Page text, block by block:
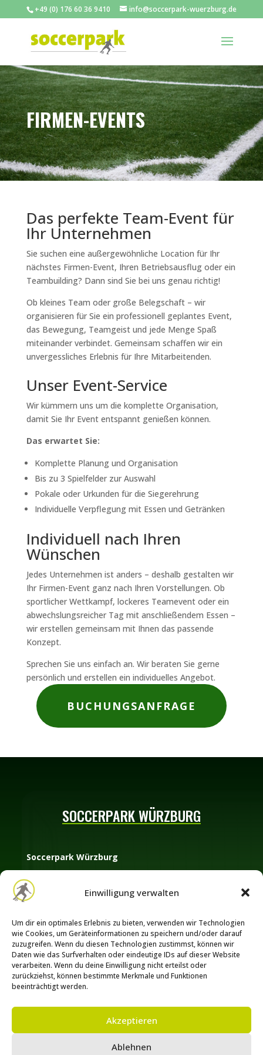
Einwilligung verwalten
Um dir ein optimales Erlebnis zu bieten, verwenden wir Technologien
wie Cookies, um Geräteinformationen zu speichern und/oder darauf
zuzugreifen. Wenn du diesen Technologien zustimmst, können wir
Daten wie das Surfverhalten oder eindeutige IDs auf dieser Website
verarbeiten. Wenn du deine Einwilligung nicht erteilst oder
zurückziehst, können bestimmte Merkmale und Funktionen
beeinträchtigt werden.
Akzeptieren
Ablehnen
+49 (0) 176 60 36 9410 info@soccerpark-wuerzburg.de
FIRMEN-EVENTS
Das perfekte Team-Event für
Ihr Unternehmen
Sie suchen eine außergewöhnliche Location für Ihr
nächstes Firmen-Event, Ihren Betriebsausflug oder ein
Teambuilding? Dann sind Sie bei uns genau richtig!
Ob kleines Team oder große Belegschaft – wir
organisieren für Sie ein professionell geplantes Event,
das Bewegung, Teamgeist und jede Menge Spaß
miteinander verbindet. Gemeinsam schaffen wir ein
unvergessliches Erlebnis für Ihre Mitarbeitenden.
Unser Event-Service
Wir kümmern uns um die komplette Organisation,
damit Sie Ihr Event entspannt genießen können.
Das erwartet Sie:
Komplette Planung und Organisation
Bis zu 3 Spielfelder zur Auswahl
Pokale oder Urkunden für die Siegerehrung
Individuelle Verpflegung mit Essen und Getränken
Individuell nach Ihren
Wünschen
Jedes Unternehmen ist anders – deshalb gestalten wir
Ihr Firmen-Event ganz nach Ihren Vorstellungen. Ob
sportlicher Wettkampf, lockeres Teamevent oder ein
abwechslungsreicher Tag mit anschließendem Essen –
wir erstellen gemeinsam mit Ihnen das passende
Konzept.
Sprechen Sie uns einfach an. Wir beraten Sie gerne
persönlich und erstellen ein individuelles Angebot.
BUCHUNGSANFRAGE
SOCCERPARK WÜRZBURG
Soccerpark Würzburg
Oberdürrbacher Straße 45
97080 Würzburg
E-Mail:info@soccerpark-wuerzburg.de
BUCHUNGSANFRAGE